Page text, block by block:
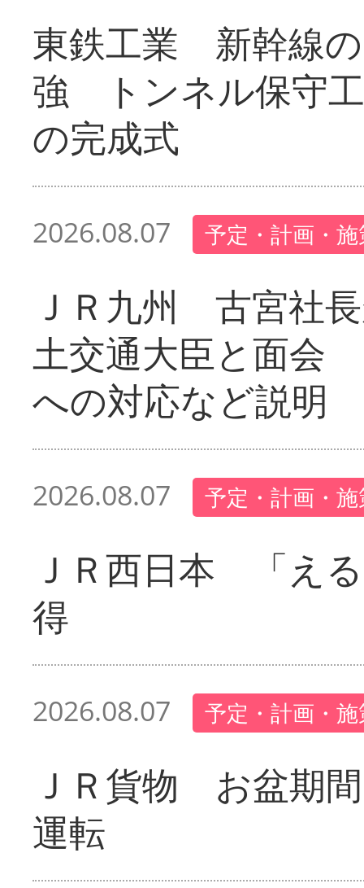
東鉄工業 新幹線
強 トンネル保守
の完成式
2026.08.07 予定・計画・
ＪＲ九州 古宮社
土交通大臣と面会
への対応など説明
2026.08.07 予定・計画・
ＪＲ西日本 「え
得
2026.08.07 予定・計画・
ＪＲ貨物 お盆期
運転